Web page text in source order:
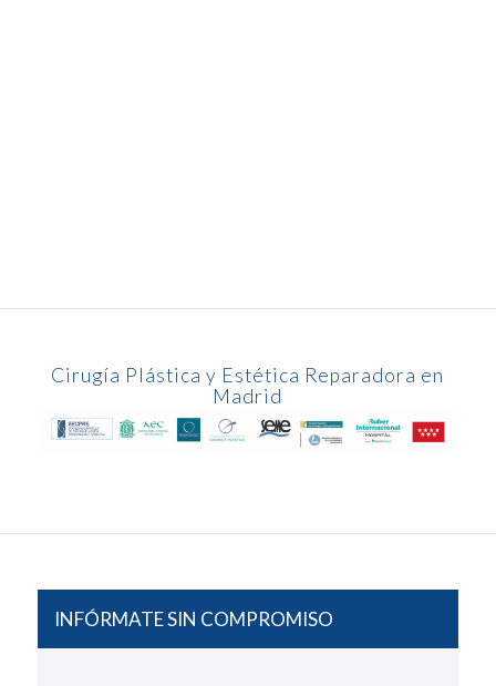
Cirugía Plástica y Estética Reparadora en
Madrid
INFÓRMATE SIN COMPROMISO